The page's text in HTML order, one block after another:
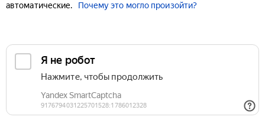
автоматические.
Почему это могло произойти?